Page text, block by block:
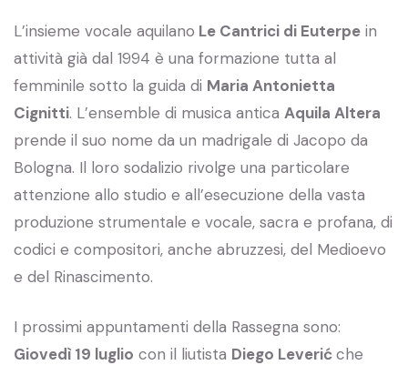
L’insieme vocale aquilano Le Cantrici di Euterpe in
attività già dal 1994 è una formazione tutta al
femminile sotto la guida di Maria Antonietta
Cignitti. L’ensemble di musica antica Aquila Altera
prende il suo nome da un madrigale di Jacopo da
Bologna. Il loro sodalizio rivolge una particolare
attenzione allo studio e all’esecuzione della vasta
produzione strumentale e vocale, sacra e profana, di
codici e compositori, anche abruzzesi, del Medioevo
e del Rinascimento.
I prossimi appuntamenti della Rassegna sono:
Giovedì 19 luglio con il liutista Diego Leverićche